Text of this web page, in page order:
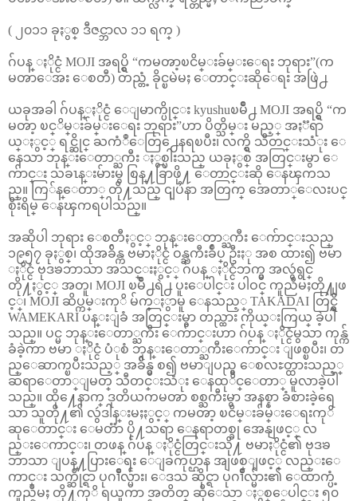
( ၂၀၁၁ ခုႏွစ္ ဒီဇင္ဘာလ ၁၁ ရက္ )
ဂ်ပန္ ႏိုင္ငံ MOJI အရပ္ရွိ “ကမၻာ့ၿငိမ္းခ်မ္းေရး ဘုရား”(က
မၻာေအး ေစတီ) တည္တံ့ ခိုင္ၿမဲမႈ ေတာင္းဆိုေရး အဖြဲ႕
ယခုအခါ ဂ်ပန္ႏိုင္ငံ ေျမာက္ပိုင္း kyushuၿမိဳ႕ MOJI အရပ္ရွိ “က
မၻာ့ ၿင္ိမ္းခ်မ္းေရး ဘုရား”ဟာ ပိတ္သိမ္း မည့္ အႏၱရာ
ယ္ႏွင့္ ရင္ဆိုင္ ႀကံဳေတြ႕ေနရၿပီး၊ လက္ရွိ သီတင္းသံုး ေ
နေသာ ဘုန္းေတာ္ႀကီး ႏွစ္ပါးသည္ ယခုႏွစ္ အတြင္းမွာ ေ
က်ာင္း သခၤန္းမ်ားမွ စြန္႔ခြာဖို႔ ေတာင္းဆို ေနၾကသ
ည္။ ကြ်န္ေတာ္ တို႔သည္ ၎ျပႆနာ အတြက္ အေတာ္ေလးပင္
စိုးရိမ္ ေနၾကရပါသည္။
အဆိုပါ ဘုရား ေစတီႏွင့္ ဘုန္းေတာ္ႀကီး ေက်ာင္းသည္
၁၉၅၇ ခုႏွစ္၊ ထိုအခ်ိန္က ဗမာႏိုင္ငံ ဝန္ႀကီးခ်ဳပ္ ဦးႏု အစ ထား၍ ဗမာ
ႏိုင္ငံ ဗုဒၶဘာသာ အသင္းႏွင့္ ဂ်ပန္ ႏိုင္ငံဘက္မွ အလွဴရွင္
တို႔ႏွင့္ အတူ၊ MOJI ၿမိဳ႕ရဲ႕ ပူးေပါင္း ပါဝင္ ကူညီမႈတို႔ျဖ
င့္၊ MOJI ဆိပ္ကမ္းကုိ မ်က္ႏွာမူ ေနသည့္ TAKADAI တြင္ရွိ
WAMEKARI ပန္းျခံ အတြင္းမွာ တည္ထား ကိုယ္းကြယ္ ခဲ့ပါ
သည္။ ပင္မ ဘုန္းေတာ္ႀကီး ေက်ာင္းဟာ ဂ်ပန္ ႏိုင္ငံမွသာ ကုန္က်
ခံခဲ့ကာ ဗမာ ႏိုင္ငံ ပံုစံ ဘုန္းေတာ္ႀကီးေက်ာင္း ျဖစ္ၿပီး၊ တ
ည္ေဆာက္ၿပီးသည့္ အခ်ိန္မွ စ၍ ဗမာျပည္မွ ေစလႊတ္ထားသည့္
ဆရာေတာ္ျမတ္ သီတင္းသံုး ေနထုိင္ေတာ္ မူလာခဲ့ပါ
သည္။ ထို႔ေနာက္ ဒုတိယကမၻာ စစ္ႀကီးမွာ အနစ္နာ ခံစားခဲ့ရေ
သာ သူတို႔၏ လွဴဒါန္းမႈႏွင့္ ကမၻာ့ ၿငိမ္းခ်မ္းေရးကုိ
ဆုေတာင္း ေမတၱာ ပို႔သရာ ေနရာတစ္ခု အေနျဖင့္ လ
ည္းေကာင္း၊ တဖန္ ဂ်ပန္ ႏိုင္ငံတြင္းသို႔ ဗမာႏိုင္ငံ၏ ဗုဒၶ
ဘာသာ ျပန္႔ပြားေရး ေျခကုပ္ဌာန အျဖစ္ျဖင့္ လည္းေ
ကာင္း သက္ဆိုင္ရာ ပုဂၢိဳလ္မ်ား၊ ေဒသ ဆိုင္ရာ ပုဂၢိဳလ္မ်ား၏ ေထာက္ပံ့
ကူညီမႈ တို႔ကုိ ရယူကာ အတိတ္ ဆိုေသာ ႏွစ္ေပါင္း ၅၀